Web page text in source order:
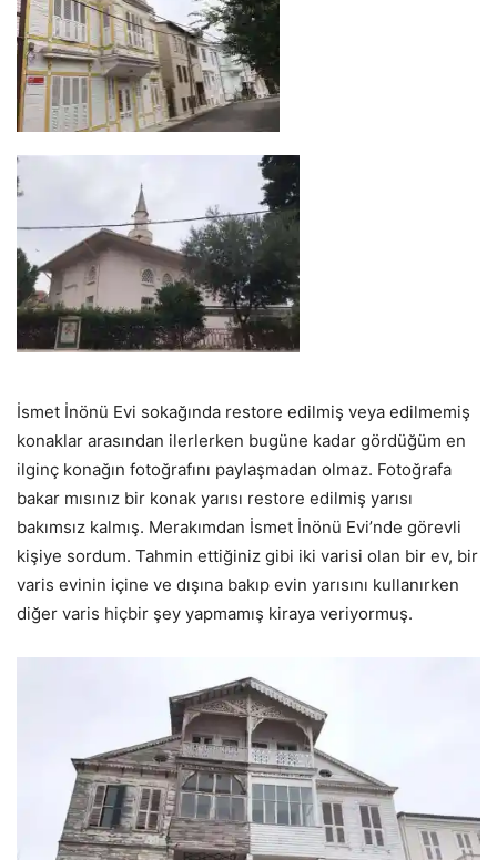
İsmet İnönü Evi sokağında restore edilmiş veya edilmemiş
konaklar arasından ilerlerken bugüne kadar gördüğüm en
ilginç konağın fotoğrafını paylaşmadan olmaz. Fotoğrafa
bakar mısınız bir konak yarısı restore edilmiş yarısı
bakımsız kalmış. Merakımdan İsmet İnönü Evi’nde görevli
kişiye sordum. Tahmin ettiğiniz gibi iki varisi olan bir ev, bir
varis evinin içine ve dışına bakıp evin yarısını kullanırken
diğer varis hiçbir şey yapmamış kiraya veriyormuş.